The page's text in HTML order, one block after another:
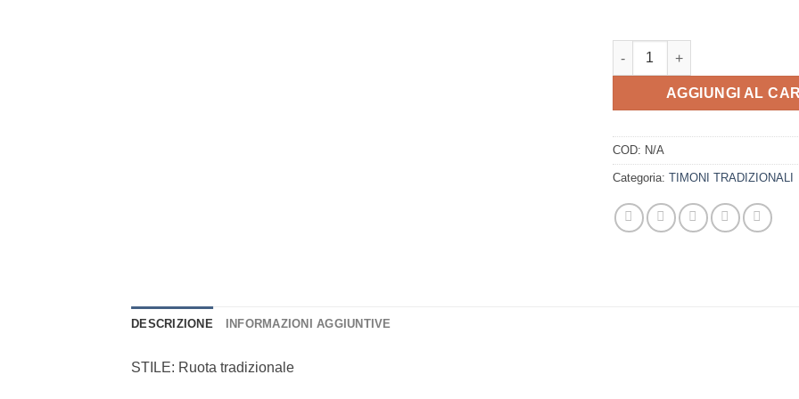
TIMONE T3 BC quantità
AGGIUNGI AL
COD: N/A
Categoria: TIMONI TRADIZIONALI
DESCRIZIONE INFORMAZIONI AGGIUNTIVE
STILE: Ruota tradizionale